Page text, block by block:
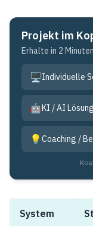
Projekt im
Erhalte in 2
🖥️Individuelle
🤖KI / AI Lösung
💡 Coaching /
System